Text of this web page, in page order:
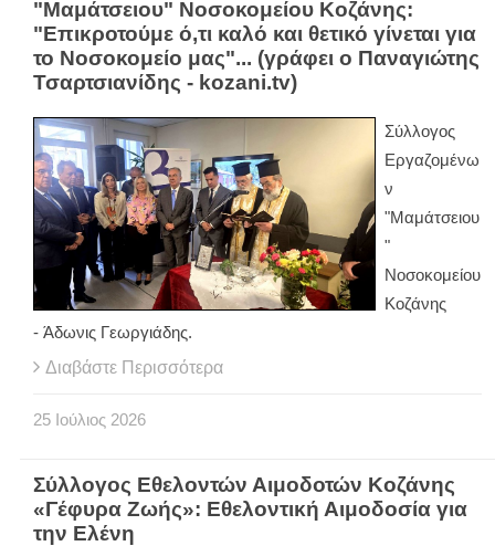
"Μαμάτσειου" Νοσοκομείου Κοζάνης:
"Επικροτούμε ό,τι καλό και θετικό γίνεται για
το Νοσοκομείο μας"... (γράφει ο Παναγιώτης
Τσαρτσιανίδης - kozani.tv)
Σύλλογος
Εργαζομένω
ν
"Μαμάτσειου
"
Νοσοκομείου
Κοζάνης
- Άδωνις Γεωργιάδης.
Διαβάστε Περισσότερα
25 Ιούλιος 2026
Σύλλογος Εθελοντών Αιμοδοτών Κοζάνης
«Γέφυρα Ζωής»: Εθελοντική Αιμοδοσία για
την Ελένη